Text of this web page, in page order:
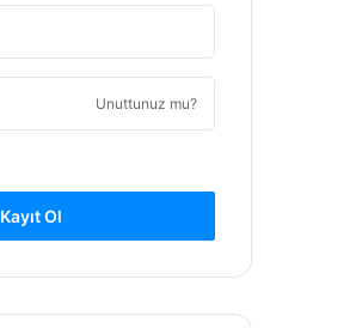
Unuttunuz mu?
Kayıt Ol